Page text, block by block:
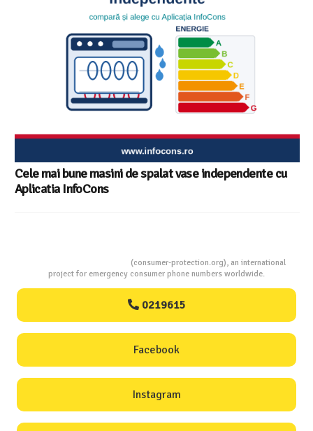
(consumer-protection.org), an international
project for emergency consumer phone numbers worldwide.
0219615
Facebook
Instagram